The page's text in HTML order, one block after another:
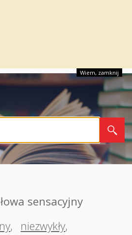
Wiem, zamknij
sensacyjny
, niezwykły,